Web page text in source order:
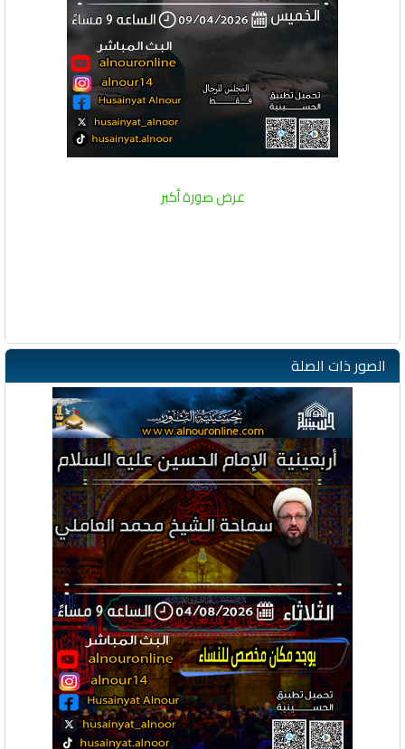
عرض صورة أكبر
الصور ذات الصلة